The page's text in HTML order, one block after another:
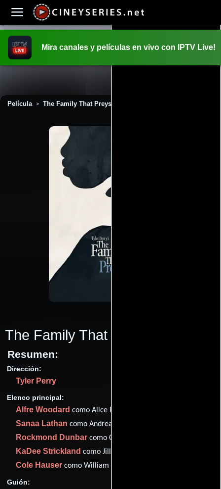
Mira canales y películas en vivo con IPTV Live!
Película > The Family That Preys (2008)
The Family That Preys
Resumen:
Dirección:
Tyler Perry
Elenco principal:
Alfre Woodard como Alice Pratt
Sanaa Lathan como Andrea
Rockmond Dunbar como Chris
KaDee Strickland como Jillian Cartwright
Cole Hauser como William Cartwright
Guión: